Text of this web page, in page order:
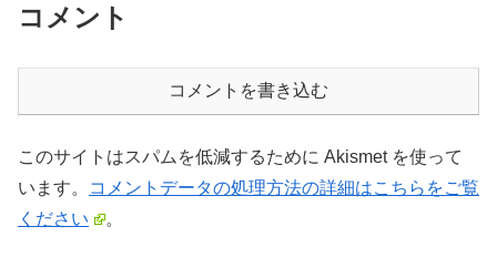
コメント
コメントを書き込む
このサイトはスパムを低減するために Akismet を使って
います。
コメントデータの処理方法の詳細はこちらをご覧
ください
。